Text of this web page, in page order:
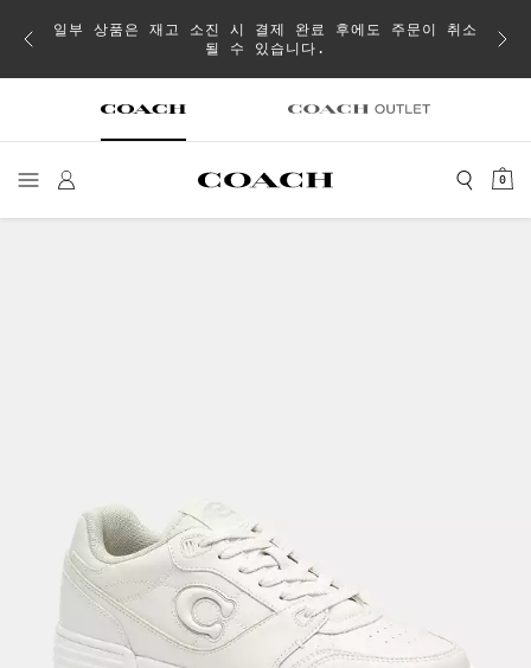
일부 상품은 재고 소진 시 결제 완료 후에도 주문이 취소
될 수 있습니다.
0